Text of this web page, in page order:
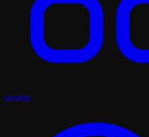
Oyunlar